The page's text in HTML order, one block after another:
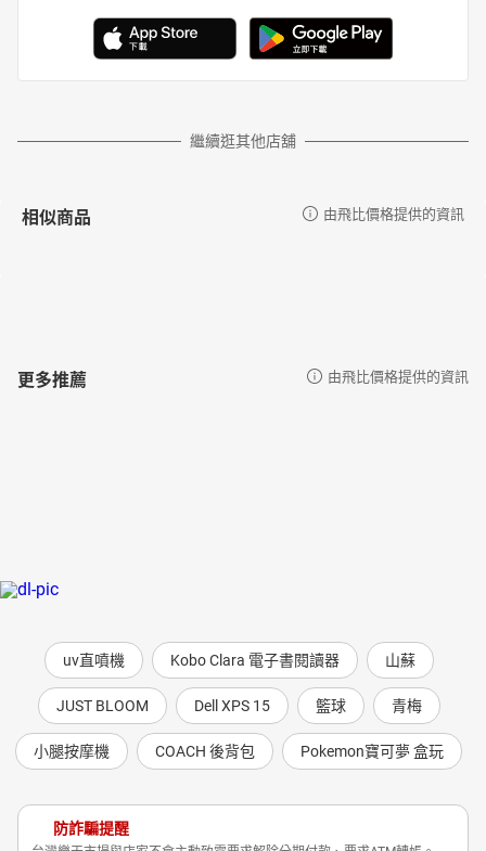
繼續逛其他店舖
相似商品 由飛比價格提供的資訊
更多推薦 由飛比價格提供的資訊
uv直噴機 Kobo Clara 電子書閱讀器 山蘇
JUST BLOOM Dell XPS 15 籃球 青梅
小腿按摩機 COACH 後背包 Pokemon寶可夢 盒玩
防詐騙提醒